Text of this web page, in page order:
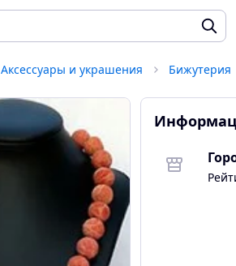
Аксессуары и украшения Бижутерия